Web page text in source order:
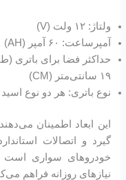
ولتاژ: ۱۲ ولت (V)
آمپرساعت: ۶۰ آمپر (AH)
۱۹ سانتی‌متر (CM)
نوع باتری: هر دو نوع
این ابعاد اطمینان
نیازهای روزانه فراهم